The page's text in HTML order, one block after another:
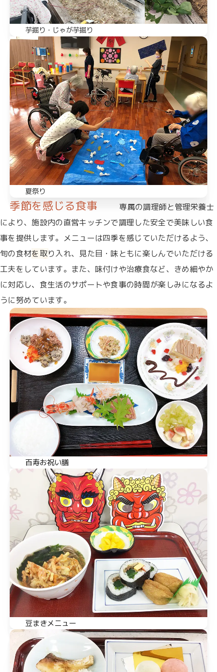
芋掘り・じゃが芋掘り
夏祭り
季節を感じる食事
専属の調理師と管理栄養士
により、施設内の直営キッチンで調理した安全で美味しい食
事を提供します。メニューは四季を感じていただけるよう、
旬の食材を取り入れ、見た目・味ともに楽しんでいただける
工夫をしています。また、味付けや治療食など、きめ細やか
に対応し、食生活のサポートや食事の時間が楽しみになるよ
うに努めています。
百寿お祝い膳
豆まきメニュー